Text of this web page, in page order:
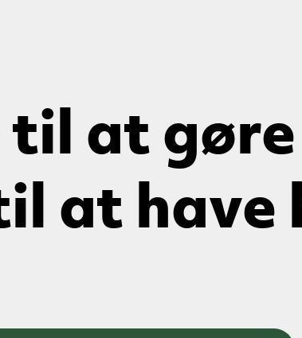
at gøre
at have